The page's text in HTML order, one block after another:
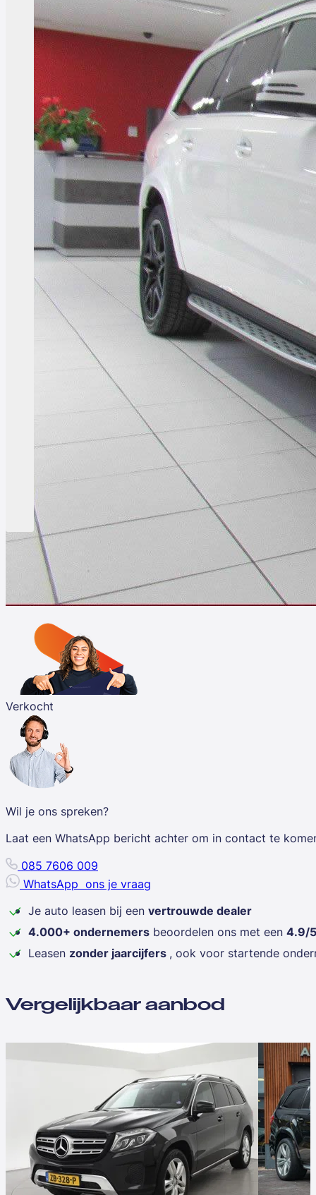
Verkocht
Wil je ons spreken?
Laat een WhatsApp bericht achter om in contact te
085 7606 009
WhatsApp ons je vraag
Je auto leasen bij een vertrouwde dealer
4.000+ ondernemers beoordelen ons met een 4.9/5
Leasen zonder jaarcijfers , ook voor startende
Vergelijkbaar aanbod